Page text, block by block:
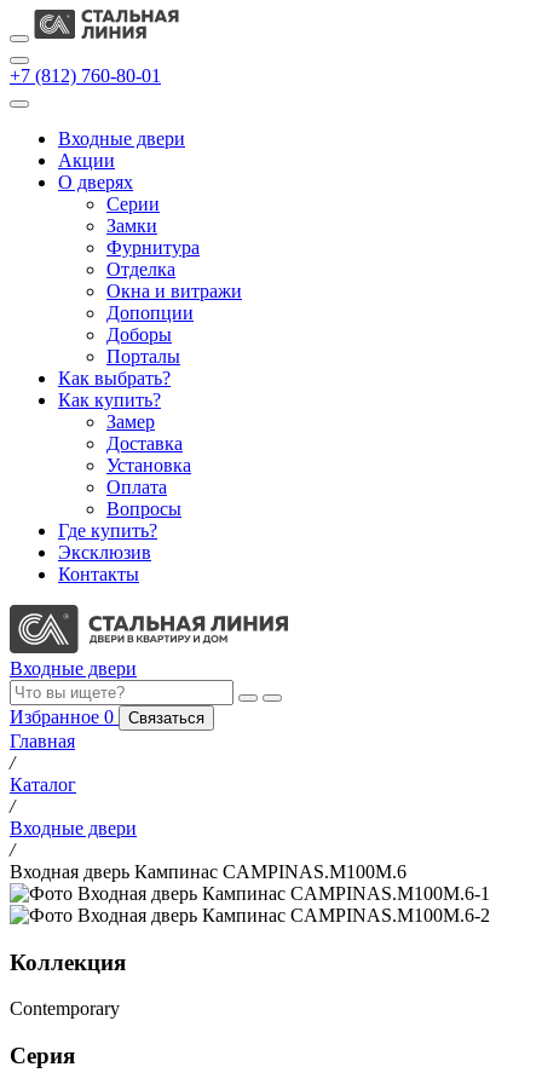
+7 (812) 760-80-01
Входные двери
Акции
О дверях
Cерии
Замки
Фурнитура
Отделка
Окна и витражи
Допопции
Доборы
Порталы
Как выбрать?
Как купить?
Замер
Доставка
Установка
Оплата
Вопросы
Где купить?
Эксклюзив
Контакты
Входные двери
Избранное 0 Связаться
Главная
/
Каталог
/
Входные двери
/
Входная дверь Кампинас CAMPINAS.M100M.6
Коллекция
Contemporary
Серия